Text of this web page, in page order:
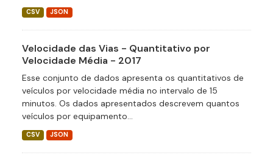
CSV JSON
Velocidade das Vias - Quantitativo por
Velocidade Média - 2017
Esse conjunto de dados apresenta os quantitativos de
veículos por velocidade média no intervalo de 15
minutos. Os dados apresentados descrevem quantos
veículos por equipamento...
CSV JSON